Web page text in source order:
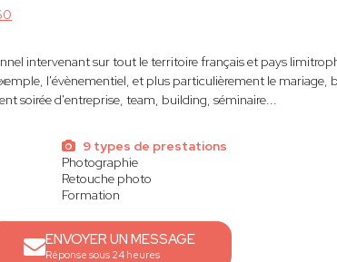
intervenant sur tout le territoire français et pays
l'évènementiel, et plus particulièrement le mariage,
soirée d'entreprise, team, building, séminaire...
9 types de prestations
Photographie
Retouche photo
Formation
ENVOYER UN MESSAGE
Réponse sous 24 heures